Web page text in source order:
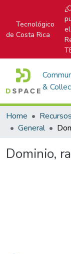
Tecnológico
de Costa Rica
el
&
Home
General
Dominio,